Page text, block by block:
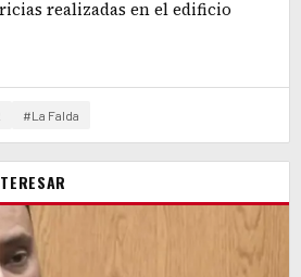
realizadas en el edificio
#La Falda